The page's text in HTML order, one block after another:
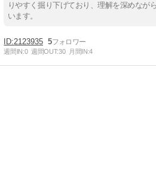
りやすく掘り下げており、理解を深めなが
います。
2123935 5
週間IN:0 週間OUT:30 月間IN:4